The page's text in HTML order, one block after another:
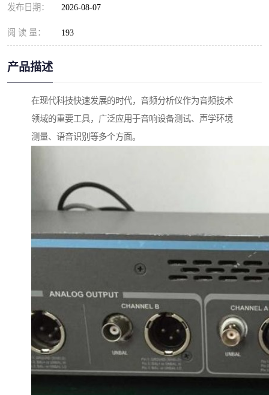
发布日期： 2026-08-07
阅 读 量： 193
产品描述
在现代科技快速发展的时代，音频分析仪作为音频技术
领域的重要工具，广泛应用于音响设备测试、声学环境
测量、语音识别等多个方面。